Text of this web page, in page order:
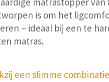
is om het
– ideaal bij een te
matras.
een slimme